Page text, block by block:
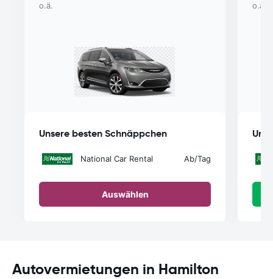
o.ä.
Unsere besten Schnäppchen
National Car Rental Ab/Tag
Auswählen
o.ä.
Autovermietungen in Hamilton